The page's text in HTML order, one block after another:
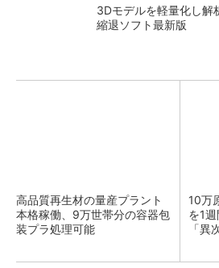
3Dモデルを軽量化し解
縮退ソフト最新版
高品質再生材の量産プラント
本格稼働、9万世帯分の容器包
装プラ処理可能
10万
を1
「異